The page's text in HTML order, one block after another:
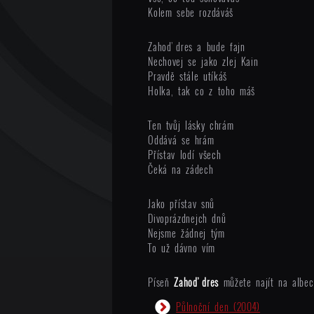
Kolem sebe rozdáváš
Zahoď dres a bude fajn
Nechovej se jako zlej Kain
Pravdě stále utíkáš
Holka, tak co z toho máš
Ten tvůj lásky chrám
Oddává se hrám
Přístav lodí všech
Čeká na zádech
Jako přístav snů
Divoprázdnejch dnů
Nejsme žádnej tým
To už dávno vím
PíseňZahoď dres můžete najít na
Půlnoční den (2004)